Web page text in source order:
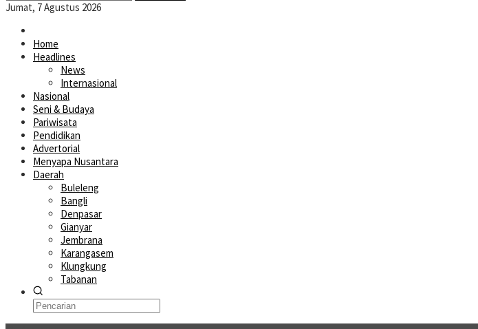
Jumat, 7 Agustus 2026
Home
Headlines
News
Internasional
Nasional
Seni & Budaya
Pariwisata
Pendidikan
Advertorial
Menyapa Nusantara
Daerah
Buleleng
Bangli
Denpasar
Gianyar
Jembrana
Karangasem
Klungkung
Tabanan